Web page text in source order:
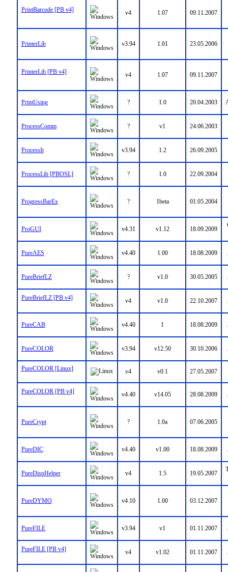
PrintBarcode [PB v4] v4 1.07 09.11.2007
PrinterLib v3.94 1.01 23.05.2006
PrinterLib [PB v4] v4 1.07 09.11.2007
PrintUsing ? 1.0 20.04.2003
ProcessComm ? v1 24.06.2003
ProcessIt v3.94 1.2 26.09.2005
ProcessLib [PBOSL] ? 1.0 22.09.2004
ProgressBarEx ? 1beta 01.05.2004
ProGUI v4.31 v1.12 18.09.2009
PureAES v4.40 1.00 18.08.2009
PureBriefLZ ? v1.0 30.05.2005
PureBriefLZ [PB v4] v4 v1.0 22.10.2007
PureCAB v4.40 1 18.08.2009
PureCOLOR v3.94 v12.50 30.10.2006
PureCOLOR [Linux] v4 v0.1 27.05.2007
PureCOLOR [PB v4] v4.40 v14.05 28.08.2009
PureCrypt ? 1.0a 07.06.2005
PureDIC v4.40 v1.00 18.08.2009
PureDispHelper v4 1.5 19.05.2007
PureDYMO v4.10 1.00 03.12.2007
PureFILE v3.94 v1 01.11.2007
PureFILE [PB v4] v4 v1.02 01.11.2007